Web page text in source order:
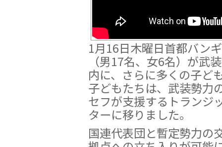
1月16日木曜日首都バン
（男17名、女6名）が武
内に、さらに多くの子ど
子どもたちは、武装勢力
セフが支援するトランジ
ターに移りました。
国連代表団と暫定勢力の